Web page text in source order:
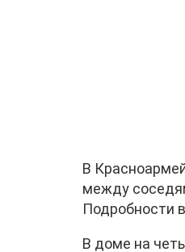
В
между
Подробности
В доме на